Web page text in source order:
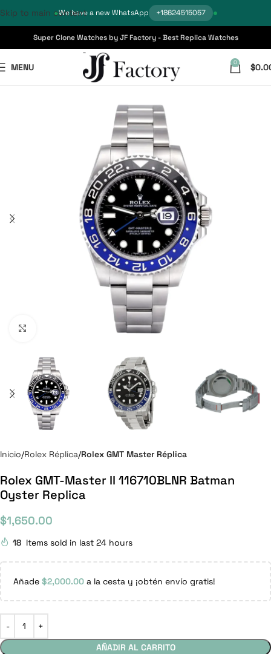
We have a new WhatsApp +18624515057
Skip to main content
Super Clone Watches by JF Factory - Best Replica Watches
MENU 0 $
Inicio Rolex Réplica Rolex GMT Master Réplica
Rolex GMT-Master II 116710BLNR Batman
Oyster Replica
$1,650.00
18 Items sold in last 24 hours
Añade $2,000.00 a la cesta y ¡obtén envío gratis!
AÑADIR AL CARRITO